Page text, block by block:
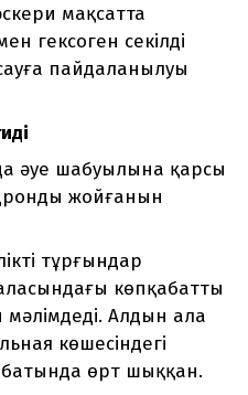
мақсатта
гексоген секілді
пайдаланылуы
әуе шабуылына қарсы
жойғанын
тұрғындар
көпқабатты
Алдын ала
көшесіндегі
өрт шыққан.